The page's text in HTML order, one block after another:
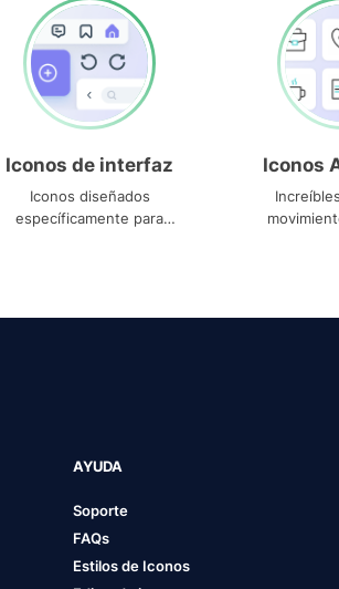
Iconos de interfaz
Iconos diseñados
específicamente para
Iconos
AYUDA
Soporte
FAQs
Estilos de Iconos